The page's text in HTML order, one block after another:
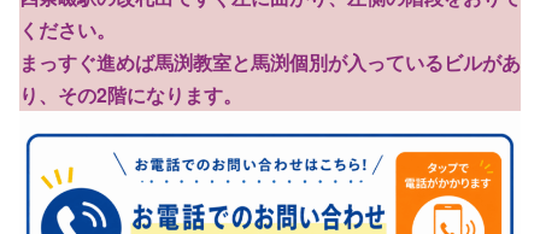
ください。
まっすぐ進めば馬渕教室と馬渕個別が入っているビルがあ
り、その2階になります。